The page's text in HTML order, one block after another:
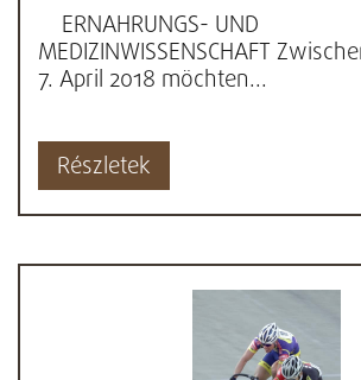
ERNÄHRUNGS- UND
MEDIZINWISSENSCHAFT
7. April 2018 möchten...
Részletek